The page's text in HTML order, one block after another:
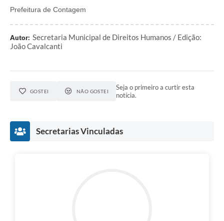
Prefeitura de Contagem
Autor: Secretaria Municipal de Direitos Humanos / Edição:
João Cavalcanti
GOSTEI NÃO GOSTEI
Seja o primeiro a curtir esta
notícia.
Secretarias Vinculadas